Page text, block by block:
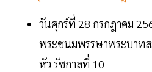
วันศุกร์ที่ 28 กรกฎาคม
พระชนมพรรษาพระบาทส
หัว รัชกาลที่ 10